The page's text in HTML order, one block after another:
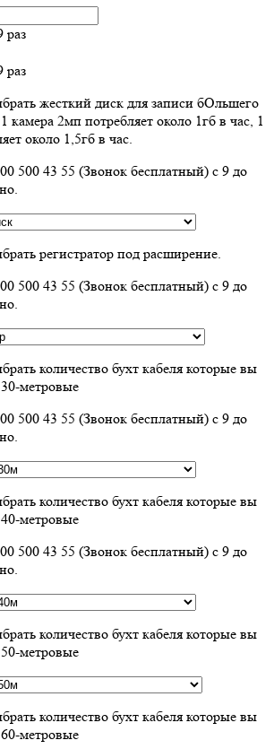
раз
раз
жесткий диск для записи бОльшего
камера 2мп потребляет около 1гб в час, 1
около 1,5гб в час.
500 43 55 (Звонок бесплатный) с 9 до
регистратор под расширение.
500 43 55 (Звонок бесплатный) с 9 до
количество бухт кабеля которые вы
метровые
500 43 55 (Звонок бесплатный) с 9 до
количество бухт кабеля которые вы
метровые
500 43 55 (Звонок бесплатный) с 9 до
количество бухт кабеля которые вы
метровые
количество бухт кабеля которые вы
метровые